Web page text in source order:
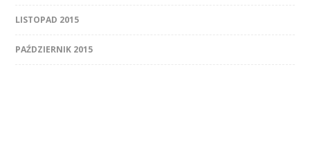
LISTOPAD 2015
PAŹDZIERNIK 2015